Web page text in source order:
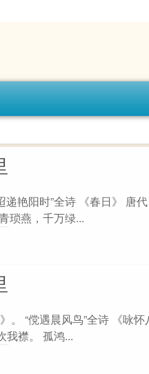
递艳阳时”全诗 《春日》 唐
琐燕，千万绿...
。 “傥遇晨风鸟”全诗 《咏
我襟。 孤鸿...